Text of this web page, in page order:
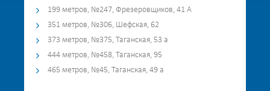
199 метров, №247, Фрезеровщиков, 41 А
351 метров, №306, Шефская, 62
373 метров, №375, Таганская, 53 а
444 метров, №458, Таганская, 95
465 метров, №45, Таганская, 49 а